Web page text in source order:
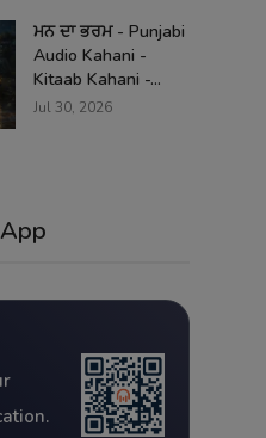
ਮਨ ਦਾ ਭਰਮ - Punjabi
Audio Kahani -
Kitaab Kahani -...
Jul 30, 2026